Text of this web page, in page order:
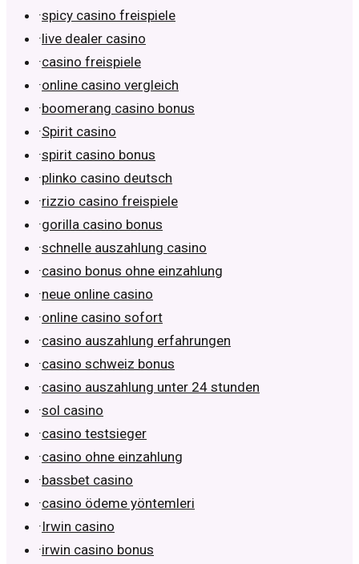
·spicy casino freispiele
·live dealer casino
·casino freispiele
·online casino vergleich
·boomerang casino bonus
·Spirit casino
·spirit casino bonus
·plinko casino deutsch
·rizzio casino freispiele
·gorilla casino bonus
·schnelle auszahlung casino
·casino bonus ohne einzahlung
·neue online casino
·online casino sofort
·casino auszahlung erfahrungen
·casino schweiz bonus
·casino auszahlung unter 24 stunden
·sol casino
·casino testsieger
·casino ohne einzahlung
·bassbet casino
·casino ödeme yöntemleri
·Irwin casino
·irwin casino bonus